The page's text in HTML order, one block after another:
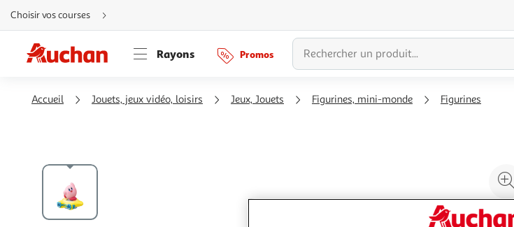
Aller
directement
au
Aller
directement
à
Aller
directement
Choisir vos courses
Rayons Promos
Accueil Jouets, jeux vidéo, loisirs Jeux, Jouets Figurines, mini-monde Figurines